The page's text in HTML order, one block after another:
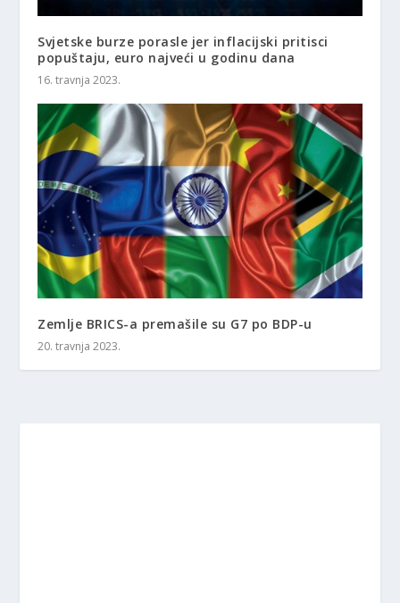
Svjetske burze porasle jer inflacijski pritisci
popuštaju, euro najveći u godinu dana
16. travnja 2023.
Zemlje BRICS-a premašile su G7 po BDP-u
20. travnja 2023.